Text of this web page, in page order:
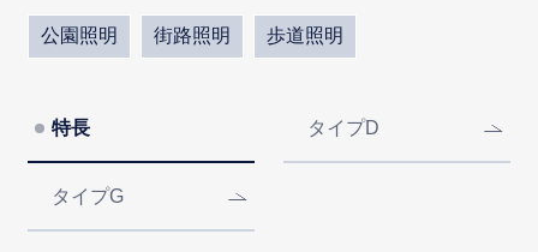
公園照明 街路照明 歩道照明
特長 タイプD
タイプG